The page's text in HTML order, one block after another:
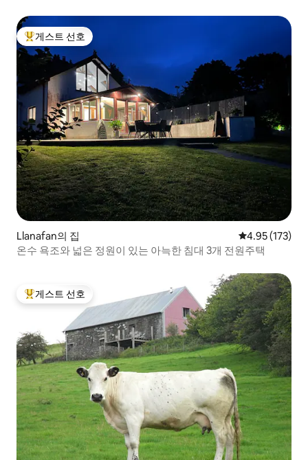
상위 게스트 선호
게스트 선호
Llanafan의 집 평점 4.95점(5
4.95 (173)
온수 욕조와 넓은 정원이 있는 아늑한 침대 3개 전원주택
상위 게스트 선호
게스트 선호